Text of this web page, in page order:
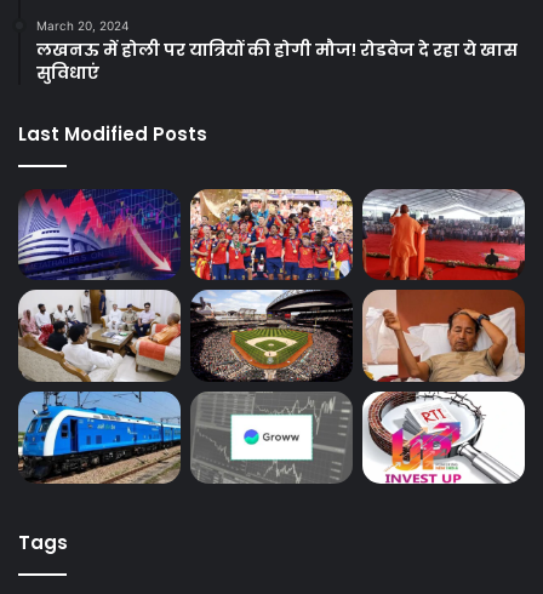
March 20, 2024
लखनऊ में होली पर यात्रियों की होगी मौज! रोडवेज दे रहा ये खास
सुविधाएं
Last Modified Posts
Tags